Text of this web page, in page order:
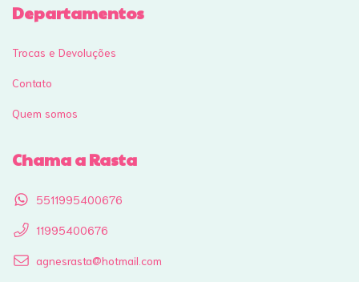
Departamentos
Trocas e Devoluções
Contato
Quem somos
Chama a Rasta
5511995400676
11995400676
agnesrasta@hotmail.com